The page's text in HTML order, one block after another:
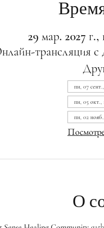
29 мар. 2027
трансляция
пн, 07
пн, 05 окт.,
пн, 02
О